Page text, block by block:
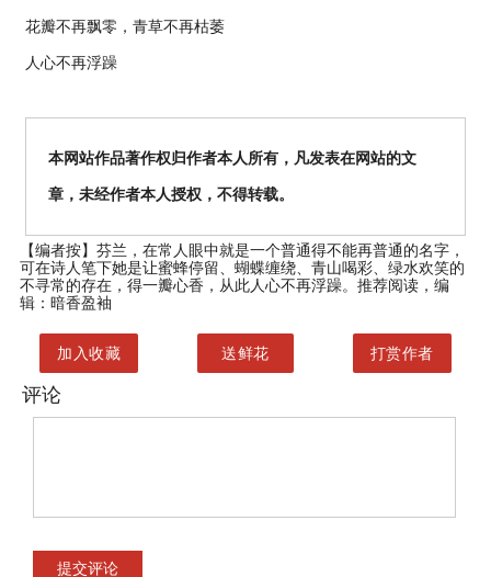
花瓣不再飘零，青草不再枯萎
人心不再浮躁
本网站作品著作权归作者本人所有，凡发表在网站的文
章，未经作者本人授权，不得转载。
【编者按】 芬兰，在常人眼中就是一个普通得不能再普通的名字，
可在诗人笔下她是让蜜蜂停留、蝴蝶缠绕、青山喝彩、绿水欢笑的
不寻常的存在，得一瓣心香，从此人心不再浮躁。推荐阅读，编
辑：暗香盈袖
加入收藏 送鲜花 打赏作者
评论